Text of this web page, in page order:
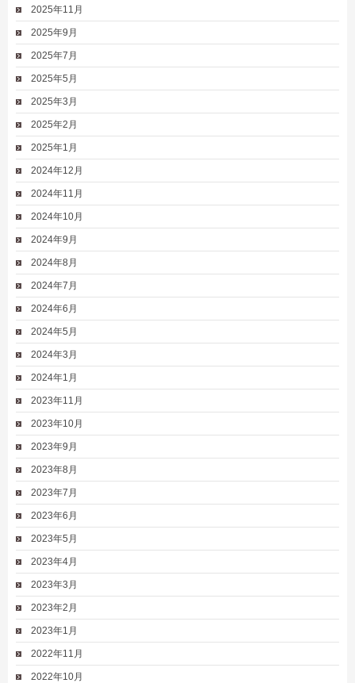
2025年11月
2025年9月
2025年7月
2025年5月
2025年3月
2025年2月
2025年1月
2024年12月
2024年11月
2024年10月
2024年9月
2024年8月
2024年7月
2024年6月
2024年5月
2024年3月
2024年1月
2023年11月
2023年10月
2023年9月
2023年8月
2023年7月
2023年6月
2023年5月
2023年4月
2023年3月
2023年2月
2023年1月
2022年11月
2022年10月